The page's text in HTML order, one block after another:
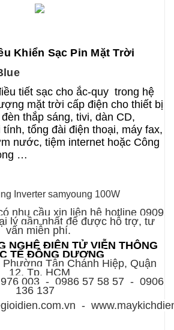
Khiển Sạc Pin Mặt Trời
tiết sạc cho ắc-quy trong hệ
mặt trời cấp điện cho thiết bị
thắp sáng, tivi, dàn CD,
tổng đài điện thoại, máy fax,
nước, tiệm internet hoặc Công
…
nhu cầu xin liên hệ hotline 0909
lý gần nhất để được hỗ trợ, tư
vấn miễn phí.
NGHỆ ĐIỆN TỬ VIỄN THÔNG
TẾ ĐÔNG DƯƠNG
Tân Chánh Hiệp, Quận
12, Tp. HCM
003 - 0986 57 58 57 - 0906
136 137
-